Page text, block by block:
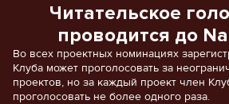
Читательское
проводится до
Во всех проектных номинациях
Клуба может проголосовать за
проектов, но за каждый проект член
проголосовать не более одного раза.